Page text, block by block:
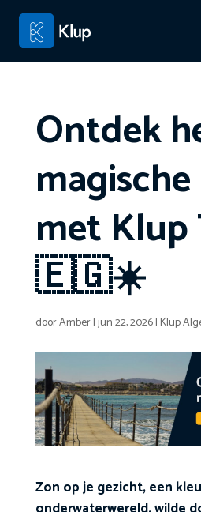
Ontdek
met Klup
🇪🇬☀️
doorAmber|jun 22, 2026|Klup
Zon op je gezicht, een